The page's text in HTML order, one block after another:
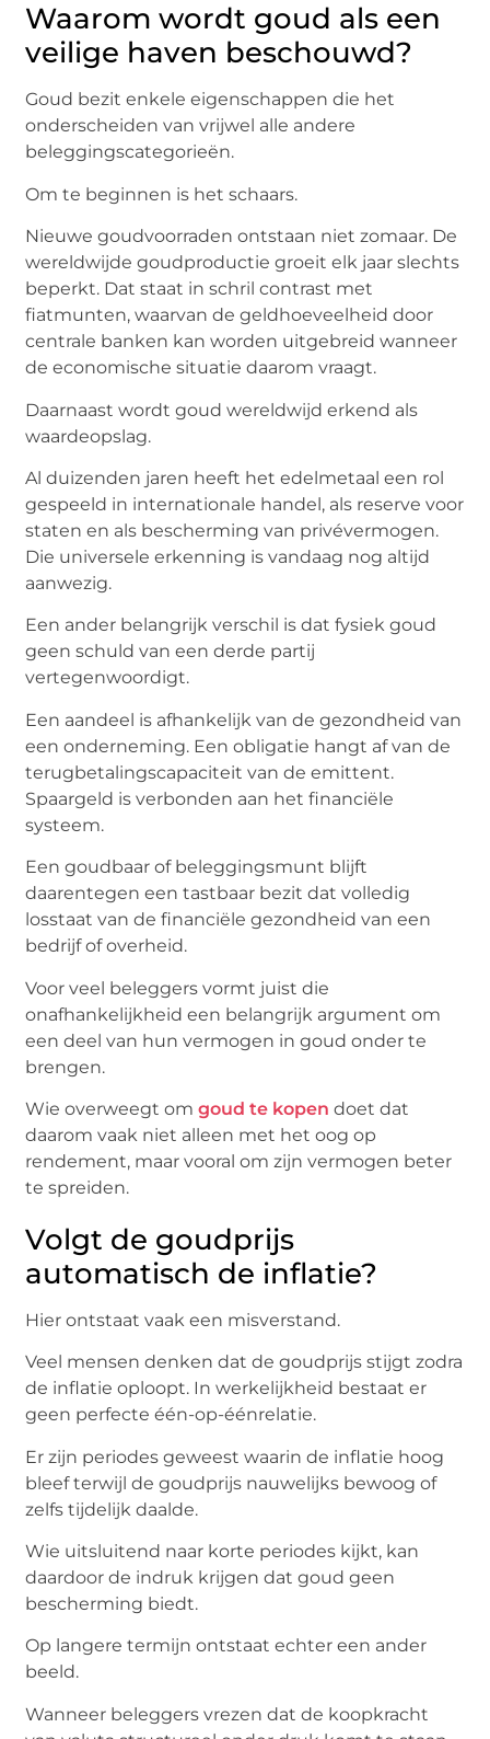
Waarom wordt goud als een
veilige haven beschouwd?
Goud bezit enkele eigenschappen die het
onderscheiden van vrijwel alle andere
beleggingscategorieën.
Om te beginnen is het schaars.
Nieuwe goudvoorraden ontstaan niet zomaar. De
wereldwijde goudproductie groeit elk jaar slechts
beperkt. Dat staat in schril contrast met
fiatmunten, waarvan de geldhoeveelheid door
centrale banken kan worden uitgebreid wanneer
de economische situatie daarom vraagt.
Daarnaast wordt goud wereldwijd erkend als
waardeopslag.
Al duizenden jaren heeft het edelmetaal een rol
gespeeld in internationale handel, als reserve voor
staten en als bescherming van privévermogen.
Die universele erkenning is vandaag nog altijd
aanwezig.
Een ander belangrijk verschil is dat fysiek goud
geen schuld van een derde partij
vertegenwoordigt.
Een aandeel is afhankelijk van de gezondheid van
een onderneming. Een obligatie hangt af van de
terugbetalingscapaciteit van de emittent.
Spaargeld is verbonden aan het financiële
systeem.
Een goudbaar of beleggingsmunt blijft
daarentegen een tastbaar bezit dat volledig
losstaat van de financiële gezondheid van een
bedrijf of overheid.
Voor veel beleggers vormt juist die
onafhankelijkheid een belangrijk argument om
een deel van hun vermogen in goud onder te
brengen.
Wie overweegt omgoud te kopen doet dat
daarom vaak niet alleen met het oog op
rendement, maar vooral om zijn vermogen beter
te spreiden.
Volgt de goudprijs
automatisch de inflatie?
Hier ontstaat vaak een misverstand.
Veel mensen denken dat de goudprijs stijgt zodra
de inflatie oploopt. In werkelijkheid bestaat er
geen perfecte één-op-éénrelatie.
Er zijn periodes geweest waarin de inflatie hoog
bleef terwijl de goudprijs nauwelijks bewoog of
zelfs tijdelijk daalde.
Wie uitsluitend naar korte periodes kijkt, kan
daardoor de indruk krijgen dat goud geen
bescherming biedt.
Op langere termijn ontstaat echter een ander
beeld.
Wanneer beleggers vrezen dat de koopkracht